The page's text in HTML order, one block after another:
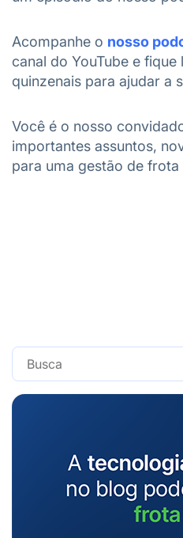
Acompanhe o nosso
canal do YouTube e
quinzenais para ajudar a
Você é o nosso
importantes assuntos,
para uma gestão de frota